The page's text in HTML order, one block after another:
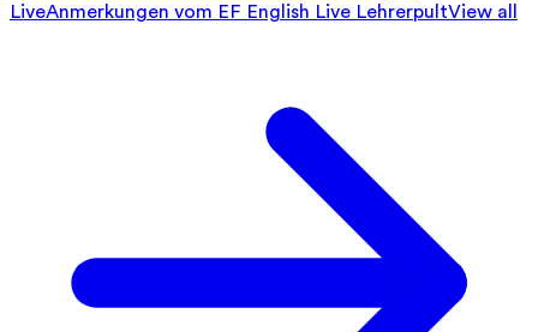
LiveAnmerkungen vom EF English Live LehrerpultView all